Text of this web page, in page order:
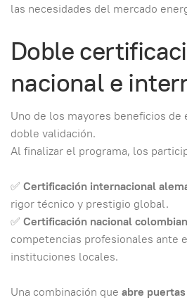
las necesidades del mercado
Doble
nacional e
Uno de los mayores beneficios de
doble validación.
Al finalizar el programa, los
✅ Certificación internacional
rigor técnico y prestigio global.
✅ Certificación nacional
competencias profesionales ante
instituciones locales.
Una combinación que abre